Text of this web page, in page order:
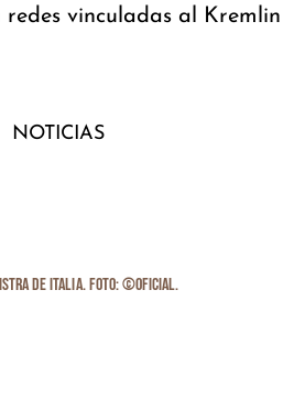
vinculadas al Kremlin
NOTICIAS